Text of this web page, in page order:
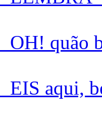
OH! quão
EIS aqui,